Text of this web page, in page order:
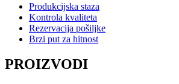
Produkcijska staza
Kontrola kvaliteta
Rezervacija pošiljke
Brzi put za hitnost
PROIZVODI